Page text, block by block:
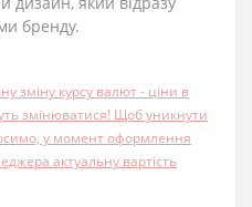
бренду.
зміну курсу валют - ціни в
змінюватися! Щоб уникнути
у момент оформлення
актуальну вартість